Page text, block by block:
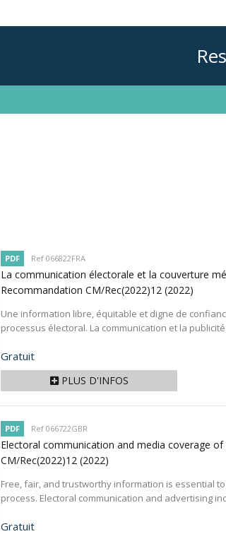
PDF Ref 066822FRA
La communication électorale et la couverture
Recommandation CM/Rec(2022)12 (2022)
Une information libre, équitable et digne de
processus électoral. La communication et la
Prix
Gratuit
PLUS D'INFOS
PDF Ref 066722GBR
Electoral communication and media coverage
CM/Rec(2022)12 (2022)
Free, fair, and trustworthy information is essential
process. Electoral communication and advertising
Prix
Gratuit